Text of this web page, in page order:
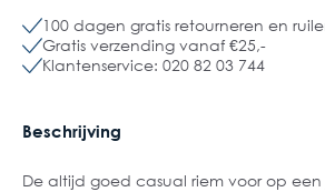
100 dagen gratis retourneren en
Gratis verzending vanaf €25,-
Klantenservice: 020 82 03 744
Beschrijving
De altijd goed casual riem voor op een